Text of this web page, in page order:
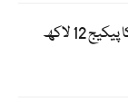
اگلے سال کیلئے 40 روزہ حج اسکیم کا پیکیج 12 لاکھ